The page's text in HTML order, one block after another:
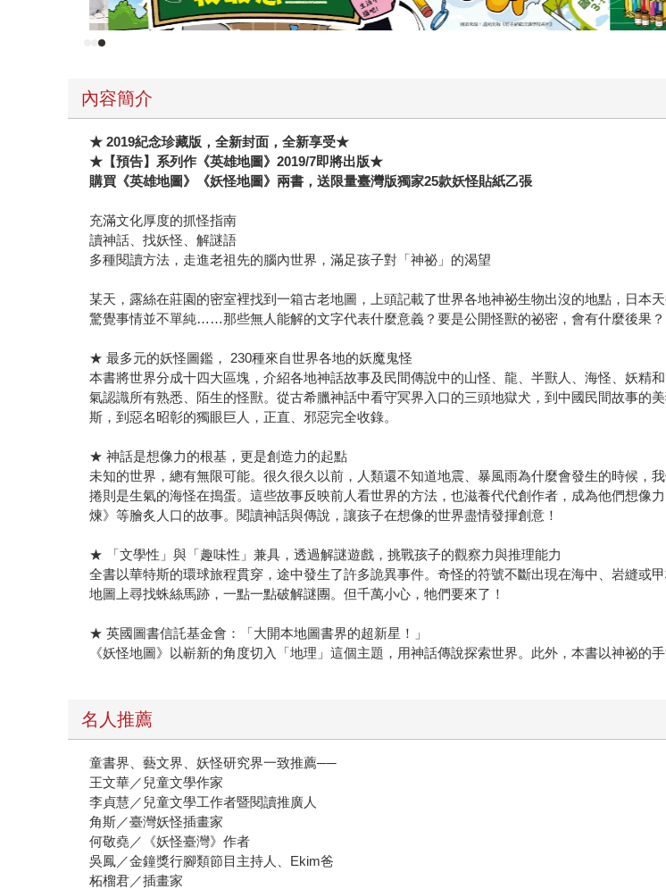
內容簡介
★ 2019紀念珍藏版，全新封面，全新享受★
★【預告】系列作《英雄地圖》2019/7即將出版★
購買《英雄地圖》《妖怪地圖》兩書，送限量臺灣版獨家25款妖怪貼紙乙張
充滿文化厚度的抓怪指南
讀神話、找妖怪、解謎語
多種閱讀方法，走進老祖先的腦內世界，滿足孩子對「神祕」的渴望
某天，露絲在莊園的密室裡找到一箱古老地圖，上頭記載了世界各地神祕生物出沒的地點，日本
驚覺事情並不單純……那些無人能解的文字代表什麼意義？要是公開怪獸的祕密，會有什麼後果？
★ 最多元的妖怪圖鑑， 230種來自世界各地的妖魔鬼怪
本書將世界分成十四大區塊，介紹各地神話故事及民間傳說中的山怪、龍、半獸人、海怪、妖精
氣認識所有熟悉、陌生的怪獸。從古希臘神話中看守冥界入口的三頭地獄犬，到中國民間故事的
斯，到惡名昭彰的獨眼巨人，正直、邪惡完全收錄。
★ 神話是想像力的根基，更是創造力的起點
未知的世界，總有無限可能。很久很久以前，人類還不知道地震、暴風雨為什麼會發生的時候，
捲則是生氣的海怪在搗蛋。這些故事反映前人看世界的方法，也滋養代代創作者，成為他們想像
煉》等膾炙人口的故事。閱讀神話與傳說，讓孩子在想像的世界盡情發揮創意！
★ 「文學性」與「趣味性」兼具，透過解謎遊戲，挑戰孩子的觀察力與推理能力
全書以華特斯的環球旅程貫穿，途中發生了許多詭異事件。奇怪的符號不斷出現在海中、岩縫或
地圖上尋找蛛絲馬跡，一點一點破解謎團。但千萬小心，牠們要來了！
★ 英國圖書信託基金會：「大開本地圖書界的超新星！」
《妖怪地圖》以嶄新的角度切入「地理」這個主題，用神話傳說探索世界。此外，本書以神祕的
名人推薦
童書界、藝文界、妖怪研究界一致推薦──
王文華／兒童文學作家
李貞慧／兒童文學工作者暨閱讀推廣人
角斯／臺灣妖怪插畫家
何敬堯／《妖怪臺灣》作者
吳鳳／金鐘獎行腳類節目主持人、Ekim爸
柘榴君／插畫家